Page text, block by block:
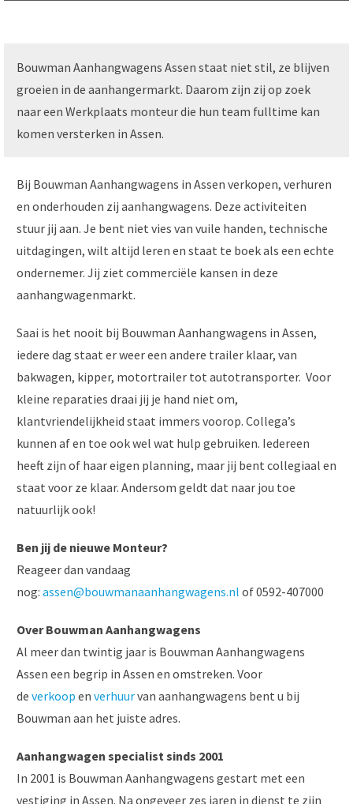
Bouwman Aanhangwagens Assen staat niet stil, ze blijven
groeien in de aanhangermarkt. Daarom zijn zij op zoek
naar een Werkplaats monteur die hun team fulltime kan
komen versterken in Assen.
Bij Bouwman Aanhangwagens in Assen verkopen, verhuren
en onderhouden zij aanhangwagens. Deze activiteiten
stuur jij aan. Je bent niet vies van vuile handen, technische
uitdagingen, wilt altijd leren en staat te boek als een echte
ondernemer. Jij ziet commerciële kansen in deze
aanhangwagenmarkt.
Saai is het nooit bij Bouwman Aanhangwagens in Assen,
iedere dag staat er weer een andere trailer klaar, van
bakwagen, kipper, motortrailer tot autotransporter. Voor
kleine reparaties draai jij je hand niet om,
klantvriendelijkheid staat immers voorop. Collega’s
kunnen af en toe ook wel wat hulp gebruiken. Iedereen
heeft zijn of haar eigen planning, maar jij bent collegiaal en
staat voor ze klaar. Andersom geldt dat naar jou toe
natuurlijk ook!
Ben jij de nieuwe Monteur?
Reageer dan vandaag
nog: assen@bouwmanaanhangwagens.nl of 0592-407000
Over Bouwman Aanhangwagens
Al meer dan twintig jaar is Bouwman Aanhangwagens
Assen een begrip in Assen en omstreken. Voor
de verkoop en verhuurvan aanhangwagens bent u bij
Bouwman aan het juiste adres.
Aanhangwagen specialist sinds 2001
In 2001 is Bouwman Aanhangwagens gestart met een
vestiging in Assen. Na ongeveer zes jaren in dienst te zijn